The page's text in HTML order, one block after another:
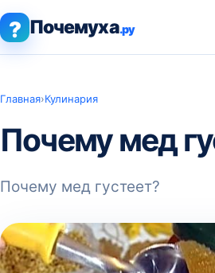
? Почемуха.ру
Главная›Кулинария
Почему мед
Почему мед густеет?